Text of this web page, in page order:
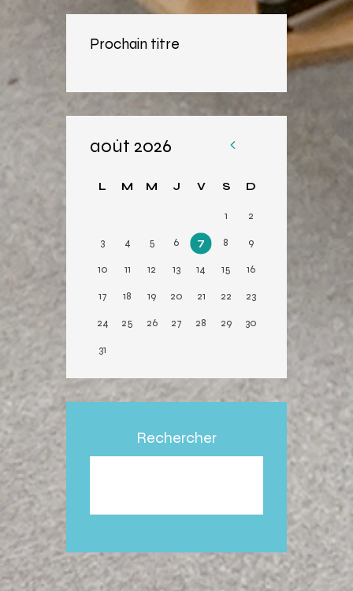
Prochain titre
août 2026
L M M J V S D
1
2
3
4 5 6 7 8
9
10
11 12 13 14 15
16
17
18 19 20 21 22
23
24
25 26 27 28 29
30
31
«
r
Rechercher